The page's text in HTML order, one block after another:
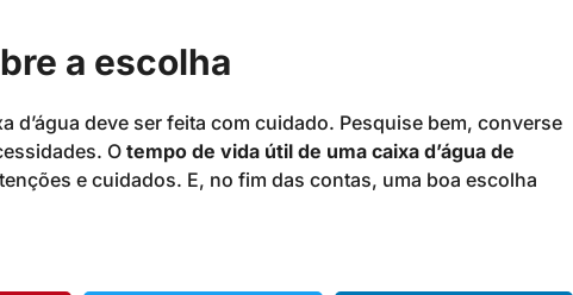
a escolha
d’água deve ser feita com cuidado. Pesquise bem, converse
O tempo de vida útil de uma caixa d’água de
e cuidados. E, no fim das contas, uma boa escolha